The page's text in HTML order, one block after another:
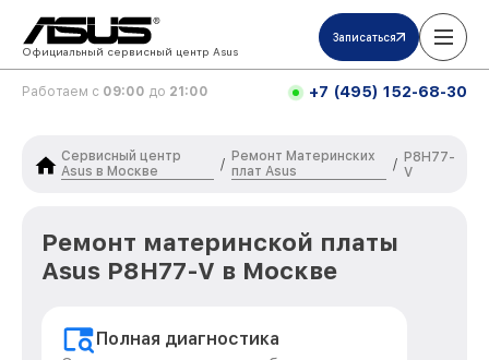
Официальный сервисный центр Asus
Записаться
Работаем с 09:00 до 21:00 +7 (495) 152-68-30
Сервисный центр
Asus в Москве
/
Ремонт Материнских
плат Asus
/ P8H77-
V
Ремонт материнской платы
Asus P8H77-V в Москве
Полная диагностика